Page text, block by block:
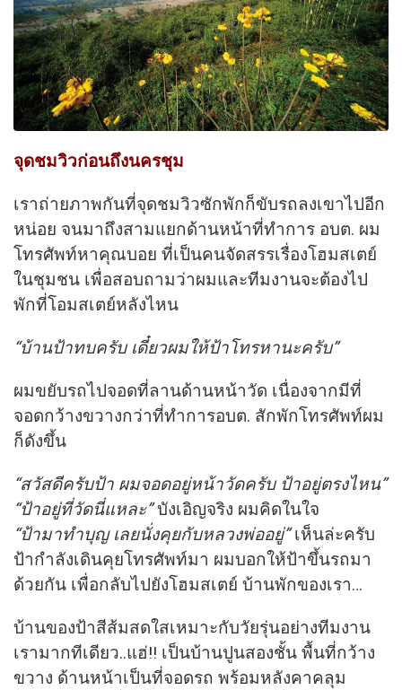
จุดชมวิวก่อนถึงนครชุม
เราถ่ายภาพกันที่จุดชมวิวซักพักก็ขับรถลงเขาไปอีก
หน่อย จนมาถึงสามแยกด้านหน้าที่ทำการ อบต. ผม
โทรศัพท์หาคุณบอย ที่เป็นคนจัดสรรเรื่องโฮมสเตย์
ในชุมชน เพื่อสอบถามว่าผมและทีมงานจะต้องไป
พักที่โอมสเตย์หลังไหน
“บ้านป้าทบครับ เดี๋ยวผมให้ป้าโทรหานะครับ”
ผมขยับรถไปจอดที่ลานด้านหน้าวัด เนื่องจากมีที่
จอดกว้างขวางกว่าที่ทำการอบต. สักพักโทรศัพท์ผม
ก็ดังขึ้น
“สวัสดีครับป้า ผมจอดอยู่หน้าวัดครับ ป้าอยู่ตรงไหน”
“ป้าอยู่ที่วัดนี่แหละ”บังเอิญจริง ผมคิดในใจ
“ป้ามาทำบุญ เลยนั่งคุยกับหลวงพ่ออยู่”เห็นล่ะครับ
ป้ากำลังเดินคุยโทรศัพท์มา ผมบอกให้ป้าขึ้นรถมา
ด้วยกัน เพื่อกลับไปยังโฮมสเตย์ บ้านพักของเรา…
บ้านของป้าสีส้มสดใสเหมาะกับวัยรุ่นอย่างทีมงาน
เรามากทีเดียว..แฮ่!! เป็นบ้านปูนสองชั้น พื้นที่กว้าง
ขวาง ด้านหน้าเป็นที่จอดรถ พร้อมหลังคาคลุม